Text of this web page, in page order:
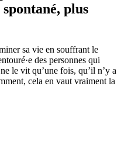
plus
sa vie en souffrant le
des personnes qui
le vit qu’une fois, qu’il n’y a
cela en vaut vraiment la